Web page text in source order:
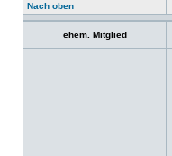
Nach oben
ehem. Mitglied